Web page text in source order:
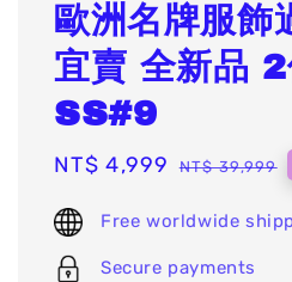
歐洲名牌服飾
宜賣 全新品
SS#9
Sale
NT$ 4,999 Regular
NT$ 39,999
Free worldwide
Secure payments